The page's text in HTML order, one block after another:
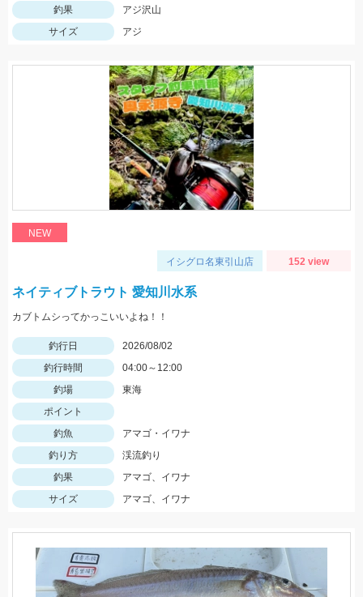
釣果
アジ沢山
サイズ
アジ
NEW
イシグロ名東引山店 152 view
ネイティブトラウト 愛知川水系
カブトムシってかっこいいよね！！
釣行日
2026/08/02
釣行時間
04:00～12:00
釣場
東海
ポイント
釣魚
アマゴ・イワナ
釣り方
渓流釣り
釣果
アマゴ、イワナ
サイズ
アマゴ、イワナ